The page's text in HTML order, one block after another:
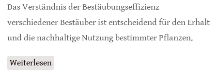
Das Verständnis der Bestäubungseffizienz
verschiedener Bestäuber ist entscheidend für den Erhalt
und die nachhaltige Nutzung bestimmter Pflanzen.
Weiterlesen